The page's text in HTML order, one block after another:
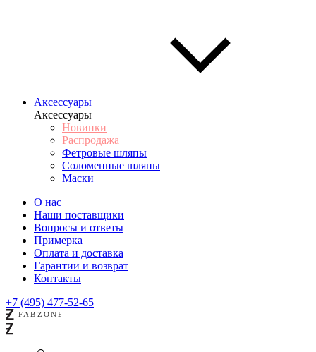
Аксессуары
Аксессуары
Новинки
Распродажа
Фетровые шляпы
Соломенные шляпы
Маски
О нас
Наши поставщики
Вопросы и ответы
Примерка
Оплата и доставка
Гарантии и возврат
Контакты
+7 (495) 477-52-65